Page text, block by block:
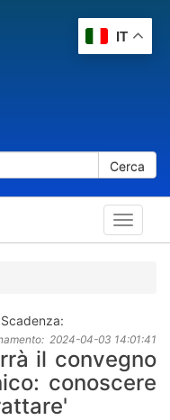
Cerca
Toggle
Scadenza:
2024-04-03 14:01:41
il convegno
conoscere
IT